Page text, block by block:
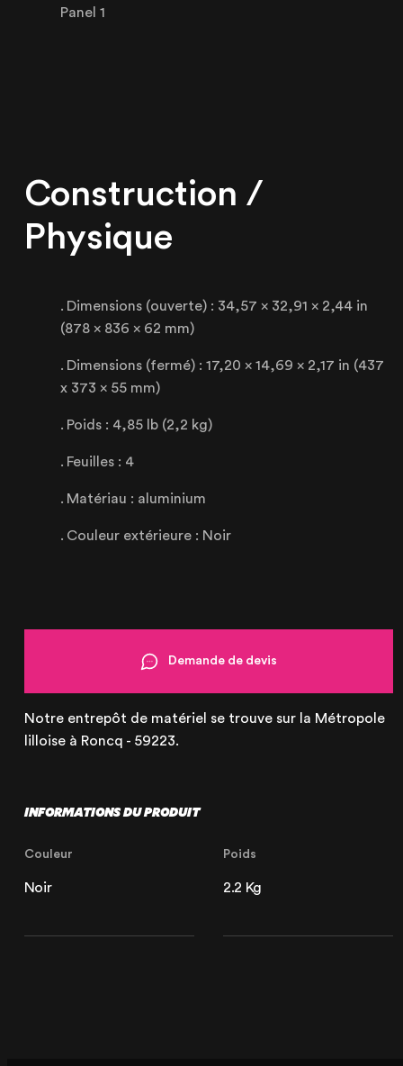
21 Avenue de l'Europe
75001 Paris, France
+33 (1) 44 50 40 70
62520 Le Touquet, France
Panel 1
Construction /
Physique
Dimensions (ouverte) : 34,57 x 32,91 x 2,44 in
(878 x 836 x 62 mm)
Dimensions (fermé) : 17,20 x 14,69 x 2,17 in (437
x 373 x 55 mm)
Poids : 4,85 lb (2,2 kg)
Feuilles : 4
Matériau : aluminium
Couleur extérieure : Noir
Demande de devis
Notre entrepôt de matériel se trouve sur la Métropole
lilloise à Roncq - 59223.
INFORMATIONS DU PRODUIT
Couleur
Noir
Poids
2.2 Kg